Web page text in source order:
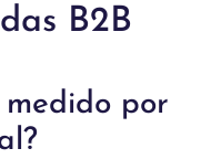
B2B
por